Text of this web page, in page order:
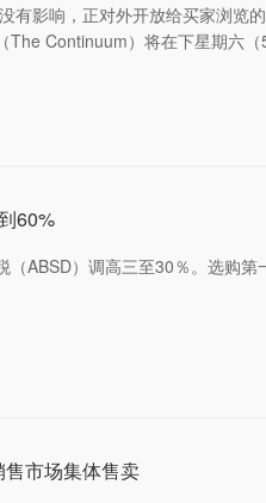
有影响，正对外开放给买家浏
Continuum）将在下星期六（
60%
ABSD）调高三至30％。选购
市场集体售卖